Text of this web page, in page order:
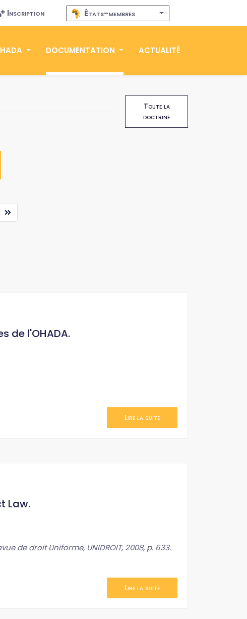
Inscription États-membres
DOCUMENTATION ACTUALITÉ
Toute la
doctrine
de l'OHADA.
Lire la suite
Law.
de droit Uniforme, UNIDROIT, 2008, p. 633.
Lire la suite